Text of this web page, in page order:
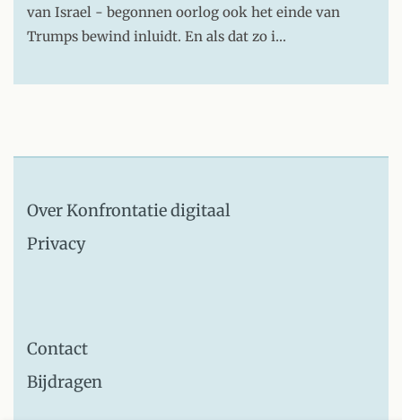
van Israel - begonnen oorlog ook het einde van
Trumps bewind inluidt. En als dat zo i…
Over Konfrontatie digitaal
Privacy
Contact
Bijdragen